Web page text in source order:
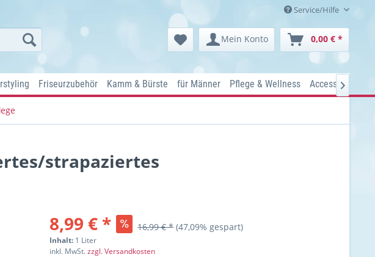
Service/Hilfe
Mein Konto 0,00 € *
Friseurzubehör Kamm & Bürste für Männer Pflege & Wellness Accessoires

strapaziertes
8,99 € *
16,99 € * (47,09% gespart)
Inhalt: 1 Liter
inkl. MwSt.zzgl. Versandkosten